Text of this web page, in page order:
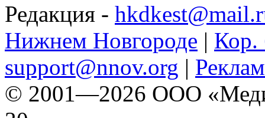
Редакция -
Нижнем Новгороде | Кор.
support@nnov.org |
© 2001—2026 ООО